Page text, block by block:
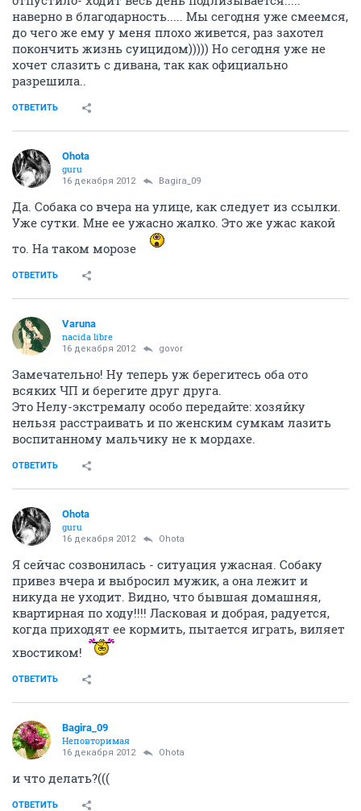
наверно в благодарность..... Мы сегодня уже смеемся,
до чего же ему у меня плохо живется, раз захотел
покончить жизнь суицидом))))) Но сегодня уже не
хочет слазить с дивана, так как официально
разрешила..
ОТВЕТИТЬ
Ohota
guru
16 декабря 2012 Bagira_09
Да. Собака со вчера на улице, как следует из ссылки.
Уже сутки. Мне ее ужасно жалко. Это же ужас какой
то. На таком морозе
ОТВЕТИТЬ
Varuna
nacida libre
16 декабря 2012 govor
Замечательно! Ну теперь уж берегитесь оба ото
всяких ЧП и берегите друг друга.
Это Нелу-экстремалу особо передайте: хозяйку
нельзя расстраивать и по женским сумкам лазить
воспитанному мальчику не к мордахе.
ОТВЕТИТЬ
Ohota
guru
16 декабря 2012 Ohota
Я сейчас созвонилась - ситуация ужасная. Собаку
привез вчера и выбросил мужик, а она лежит и
никуда не уходит. Видно, что бывшая домашняя,
квартирная по ходу!!!! Ласковая и добрая, радуется,
когда приходят ее кормить, пытается играть, виляет
хвостиком!
ОТВЕТИТЬ
Bagira_09
Неповторимая
16 декабря 2012 Ohota
и что делать?(((
ОТВЕТИТЬ